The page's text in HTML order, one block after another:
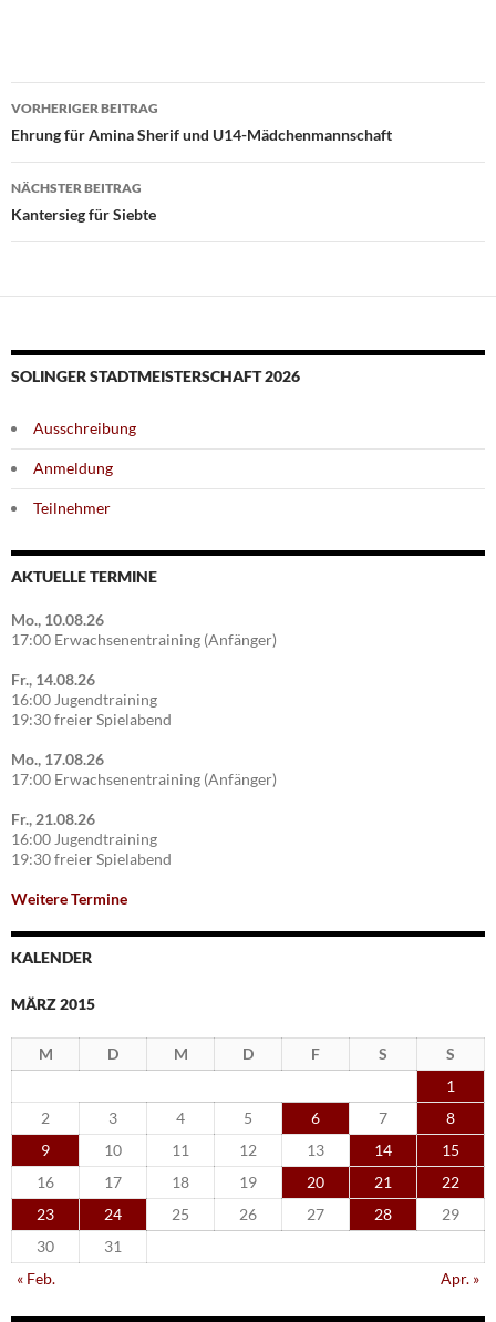
Beitragsnavigation
VORHERIGER BEITRAG
Ehrung für Amina Sherif und U14-Mädchenmannschaft
NÄCHSTER BEITRAG
Kantersieg für Siebte
SOLINGER STADTMEISTERSCHAFT 2026
Ausschreibung
Anmeldung
Teilnehmer
AKTUELLE TERMINE
Mo., 10.08.26
17:00 Erwachsenentraining (Anfänger)
Fr., 14.08.26
16:00 Jugendtraining
19:30 freier Spielabend
Mo., 17.08.26
17:00 Erwachsenentraining (Anfänger)
Fr., 21.08.26
16:00 Jugendtraining
19:30 freier Spielabend
Weitere Termine
KALENDER
MÄRZ 2015
M D M D F S
S
1
2
3 4 5 6 7
8
9
10 11 12 13 14
15
16
17 18 19 20 21
22
23
24 25 26 27 28
29
30
31
« Feb.
Apr. »